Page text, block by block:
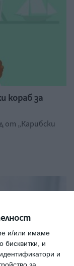
и/или имаме
бисквитки, и
и
кораб за
от „Карибски